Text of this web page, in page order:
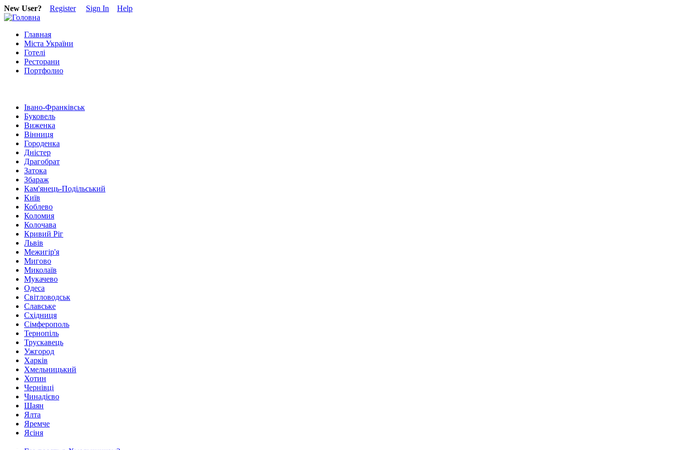
New User? Register Sign In Help
Главная
Міста України
Готелі
Ресторани
Портфолио
Івано-Франківськ
Буковель
Виженка
Вінниця
Городенка
Дністер
Драгобрат
Затока
Збараж
Кам'янець-Подільський
Київ
Коблево
Коломия
Колочава
Кривий Ріг
Львів
Межигір'я
Мигово
Миколаїв
Мукачево
Одеса
Світловодськ
Славське
Східниця
Сімферополь
Тернопіль
Трускавець
Ужгород
Харків
Хмельницький
Хотин
Чернівці
Чинадієво
Шаян
Ялта
Яремче
Ясіня